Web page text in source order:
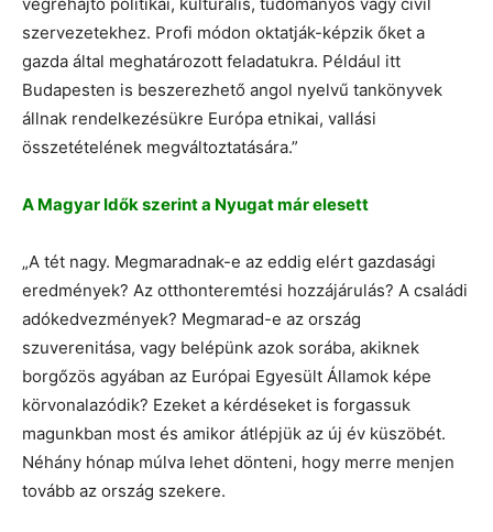
szervezetekhez. Profi módon oktatják-képzik őket a
gazda által meghatározott feladatukra. Például itt
Budapesten is beszerezhető angol nyelvű tankönyvek
állnak rendelkezésükre Európa etnikai, vallási
összetételének megváltoztatására.”
A Magyar Idők szerint a Nyugat már elesett
„A tét nagy. Megmaradnak-e az eddig elért gazdasági
eredmények? Az otthonteremtési hozzájárulás? A családi
adókedvezmények? Megmarad-e az ország
szuverenitása, vagy belépünk azok sorába, akiknek
borgőzös agyában az Európai Egyesült Államok képe
körvonalazódik? Ezeket a kérdéseket is forgassuk
magunkban most és amikor átlépjük az új év küszöbét.
Néhány hónap múlva lehet dönteni, hogy merre menjen
tovább az ország szekere.